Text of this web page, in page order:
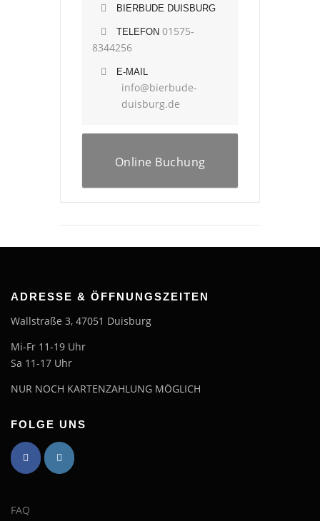
BIERBUDE DUISBURG
TELEFON 01575-
8344256
E-MAIL
info@bierbude-
duisburg.de
Online Buchung
ADRESSE & ÖFFNUNGSZEITEN
Wallstraße 3, 47051 Duisburg
Mi-Fr 11-19 Uhr
Sa 11-17 Uhr
NUR NOCH KARTENZAHLUNG MÖGLICH
FOLGE UNS
FAQ